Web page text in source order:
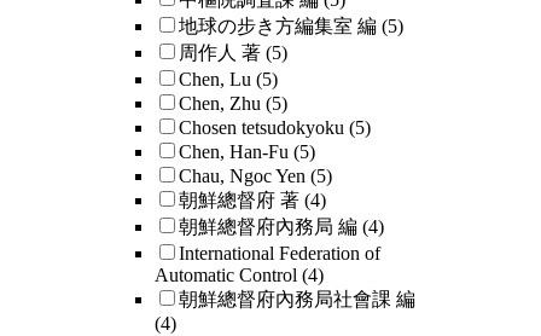
地球の步き方編集室 編 (5)
周作人 著 (5)
Chen, Lu (5)
Chen, Zhu (5)
Chosen tetsudokyoku (5)
Chen, Han-Fu (5)
Chau, Ngoc Yen (5)
朝鮮總督府 著 (4)
朝鮮總督府內務局 編 (4)
International Federation of
Automatic Control (4)
朝鮮總督府內務局社會課 編
(4)